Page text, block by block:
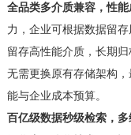
全品类多介质兼容，性
力 ， 企业可根据数据留
留存高性能介质，长期
无需更换原有存储架构
能与企业成本预算。
百亿级数据秒级检索，